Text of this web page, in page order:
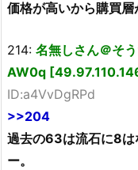
価格が高いから購買層
214: 名無しさん＠そ
AW0q
ID:a4VvDgRPd
>>204
過去の63は流石に8は
ー。